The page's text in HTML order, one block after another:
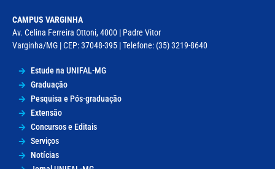
CAMPUS VARGINHA
Av. Celina Ferreira Ottoni, 4000 | Padre Vitor
Varginha/MG | CEP: 37048-395 | Telefone: (35) 3219-8640
Estude na UNIFAL-MG
Graduação
Pesquisa e Pós-graduação
Extensão
Concursos e Editais
Serviços
Notícias